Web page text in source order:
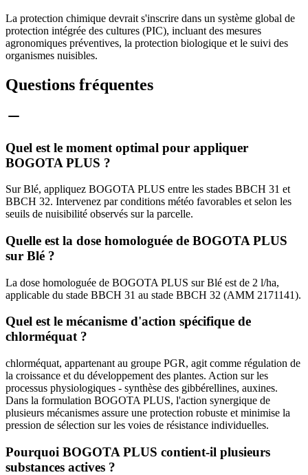
La protection chimique devrait s'inscrire dans un système global de
protection intégrée des cultures (PIC), incluant des mesures
agronomiques préventives, la protection biologique et le suivi des
organismes nuisibles.
Questions fréquentes
Quel est le moment optimal pour appliquer
BOGOTA PLUS ?
Sur Blé, appliquez BOGOTA PLUS entre les stades BBCH 31 et
BBCH 32. Intervenez par conditions météo favorables et selon les
seuils de nuisibilité observés sur la parcelle.
Quelle est la dose homologuée de BOGOTA PLUS
sur Blé ?
La dose homologuée de BOGOTA PLUS sur Blé est de 2 l/ha,
applicable du stade BBCH 31 au stade BBCH 32 (AMM 2171141).
Quel est le mécanisme d'action spécifique de
chlorméquat ?
chlorméquat, appartenant au groupe PGR, agit comme régulation de
la croissance et du développement des plantes. Action sur les
processus physiologiques - synthèse des gibbérellines, auxines.
Dans la formulation BOGOTA PLUS, l'action synergique de
plusieurs mécanismes assure une protection robuste et minimise la
pression de sélection sur les voies de résistance individuelles.
Pourquoi BOGOTA PLUS contient-il plusieurs
substances actives ?